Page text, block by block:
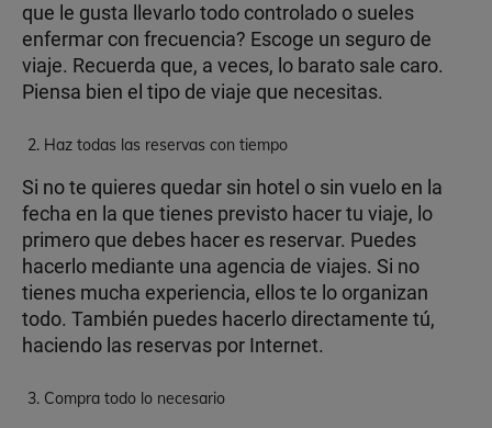
que le gusta llevarlo todo controlado o sueles
enfermar con frecuencia? Escoge un seguro de
viaje. Recuerda que, a veces, lo barato sale caro.
Piensa bien el tipo de viaje que necesitas.
Haz todas las reservas con tiempo
Si no te quieres quedar sin hotel o sin vuelo en la
fecha en la que tienes previsto hacer tu viaje, lo
primero que debes hacer es reservar. Puedes
hacerlo mediante una agencia de viajes. Si no
tienes mucha experiencia, ellos te lo organizan
todo. También puedes hacerlo directamente tú,
haciendo las reservas por Internet.
Compra todo lo necesario